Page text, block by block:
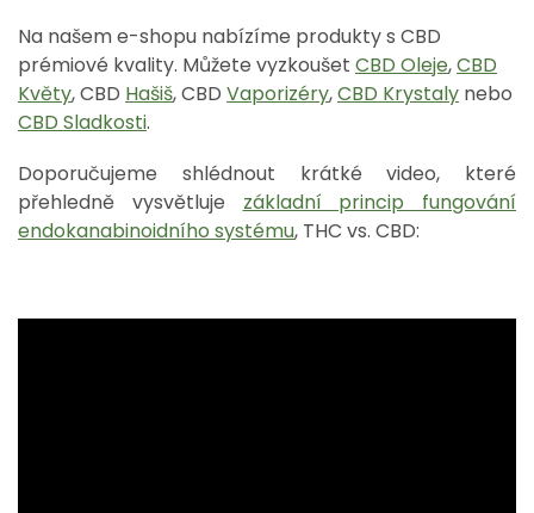
Na našem e-shopu nabízíme produkty s CBD
prémiové kvality. Můžete vyzkoušet CBD Oleje,CBD
Květy, CBD Hašiš, CBD Vaporizéry,CBD Krystaly nebo
CBD Sladkosti.
Doporučujeme shlédnout krátké video, které
přehledně vysvětluje základní princip fungování
endokanabinoidního systému, THC vs. CBD: